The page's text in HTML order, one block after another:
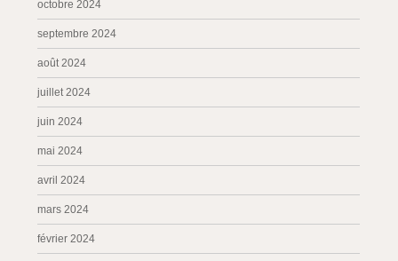
octobre 2024
septembre 2024
août 2024
juillet 2024
juin 2024
mai 2024
avril 2024
mars 2024
février 2024